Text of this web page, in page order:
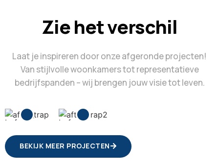
Zie het verschil
Laat je inspireren door onze afgeronde projecten!
Van stijlvolle woonkamers tot representatieve
bedrijfspanden – wij brengen jouw visie tot leven.
BEKIJK MEER PROJECTEN